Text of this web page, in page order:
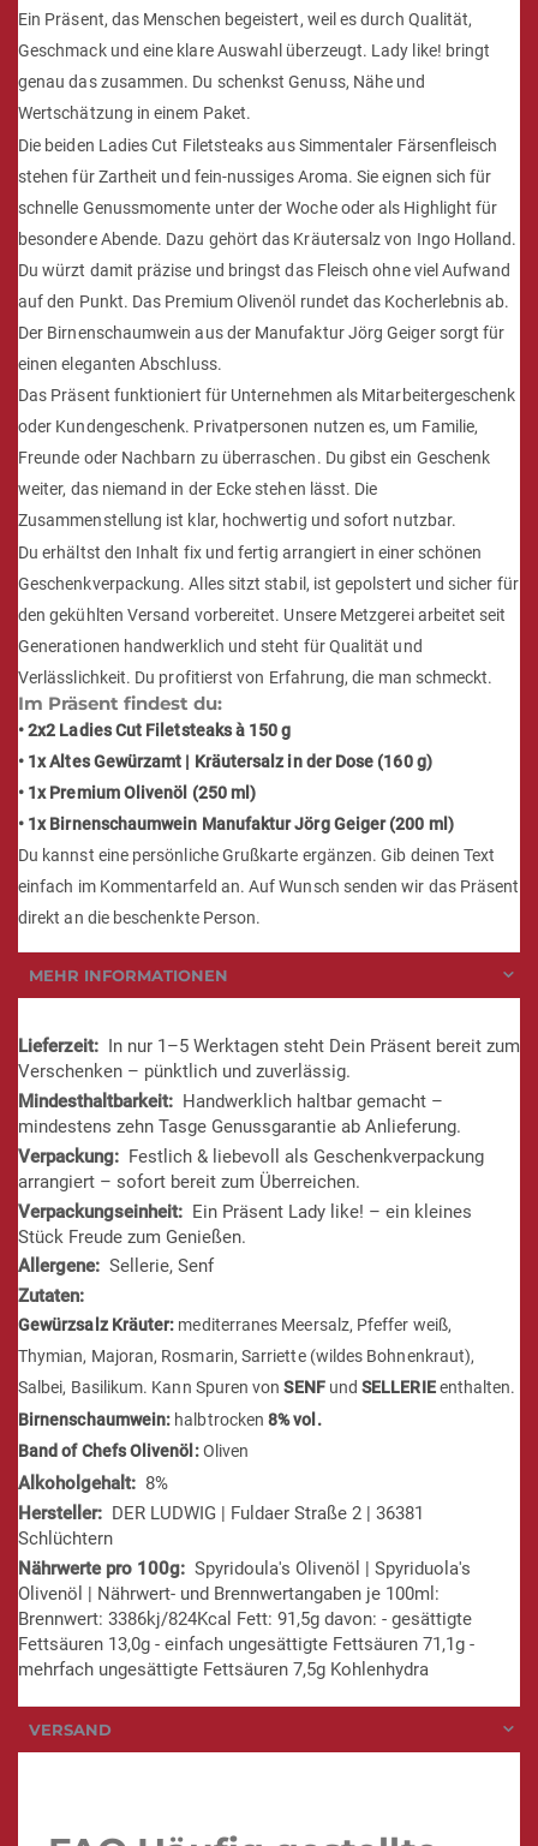
Ein Präsent, das Menschen begeistert, weil es durch Qualität,
Geschmack und eine klare Auswahl überzeugt. Lady like! bringt
genau das zusammen. Du schenkst Genuss, Nähe und
Wertschätzung in einem Paket.
Die beiden Ladies Cut Filetsteaks aus Simmentaler Färsenfleisch
stehen für Zartheit und fein-nussiges Aroma. Sie eignen sich für
schnelle Genussmomente unter der Woche oder als Highlight für
besondere Abende. Dazu gehört das Kräutersalz von Ingo Holland.
Du würzt damit präzise und bringst das Fleisch ohne viel Aufwand
auf den Punkt. Das Premium Olivenöl rundet das Kocherlebnis ab.
Der Birnenschaumwein aus der Manufaktur Jörg Geiger sorgt für
einen eleganten Abschluss.
Das Präsent funktioniert für Unternehmen als Mitarbeitergeschenk
oder Kundengeschenk. Privatpersonen nutzen es, um Familie,
Freunde oder Nachbarn zu überraschen. Du gibst ein Geschenk
weiter, das niemand in der Ecke stehen lässt. Die
Zusammenstellung ist klar, hochwertig und sofort nutzbar.
Du erhältst den Inhalt fix und fertig arrangiert in einer schönen
Geschenkverpackung. Alles sitzt stabil, ist gepolstert und sicher für
den gekühlten Versand vorbereitet. Unsere Metzgerei arbeitet seit
Generationen handwerklich und steht für Qualität und
Verlässlichkeit. Du profitierst von Erfahrung, die man schmeckt.
Im Präsent findest du:
• 2x2 Ladies Cut Filetsteaks à 150 g
• 1x Altes Gewürzamt | Kräutersalz in der Dose (160 g)
• 1x Premium Olivenöl (250 ml)
• 1x Birnenschaumwein Manufaktur Jörg Geiger (200 ml)
Du kannst eine persönliche Grußkarte ergänzen. Gib deinen Text
einfach im Kommentarfeld an. Auf Wunsch senden wir das Präsent
direkt an die beschenkte Person.
MEHR INFORMATIONEN
Mehr
Informationen
In nur 1–5 Werktagen steht Dein Präsent bereit zum
Verschenken – pünktlich und zuverlässig.
Handwerklich haltbar gemacht –
mindestens zehn Tasge Genussgarantie ab Anlieferung.
Festlich & liebevoll als Geschenkverpackung
arrangiert – sofort bereit zum Überreichen.
Ein Präsent Lady like! – ein kleines
Stück Freude zum Genießen.
Sellerie, Senf
Gewürzsalz Kräuter: mediterranes Meersalz, Pfeffer weiß,
Thymian, Majoran, Rosmarin, Sarriette (wildes Bohnenkraut),
Salbei, Basilikum. Kann Spuren vonSENFundSELLERIEenthalten.
Birnenschaumwein: halbtrocken8% vol.
Band of Chefs Olivenöl:Oliven
8%
DER LUDWIG | Fuldaer Straße 2 | 36381
Schlüchtern
Spyridoula's Olivenöl | Spyriduola's
Olivenöl | Nährwert- und Brennwertangaben je 100ml:
Brennwert: 3386kj/824Kcal Fett: 91,5g davon: - gesättigte
Fettsäuren 13,0g - einfach ungesättigte Fettsäuren 71,1g -
mehrfach ungesättigte Fettsäuren 7,5g Kohlenhydra
VERSAND